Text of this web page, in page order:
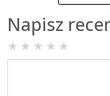
Napisz
★ ★ ★ ★ ★